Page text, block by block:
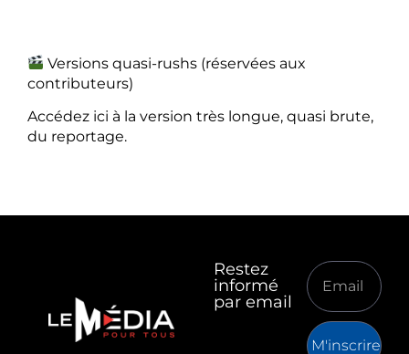
Versions quasi-rushs (réservées aux
contributeurs)
Accédez ici à la version très longue, quasi brute,
du reportage.
Restez
informé
par email
M'inscrire